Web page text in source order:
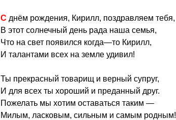
С днём рождения, Кирилл, поздравляем тебя,
В этот солнечный день рада наша семья,
Что на свет появился когда—то Кирилл,
И талантами всех на земле удивил!
Ты прекрасный товарищ и верный супруг,
И для всех ты хороший и преданный друг.
Пожелать мы хотим оставаться таким —
Милым, ласковым, сильным и самым родным!